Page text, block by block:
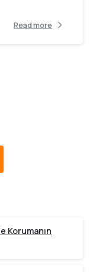
Read more
Korumanın